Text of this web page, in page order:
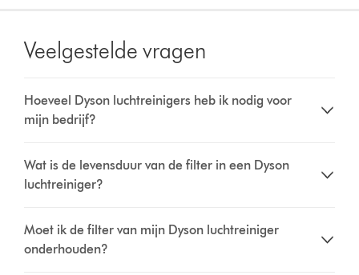
Veelgestelde vragen
Hoeveel Dyson luchtreinigers heb ik nodig voor
mijn bedrijf?
Wat is de levensduur van de filter in een Dyson
luchtreiniger?
Moet ik de filter van mijn Dyson luchtreiniger
onderhouden?